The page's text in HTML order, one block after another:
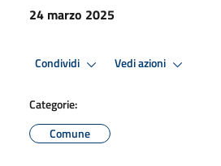
24 marzo 2025
Condividi Vedi azioni
Categorie:
Comune